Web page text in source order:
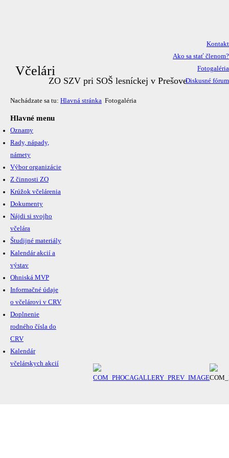
Včelári
ZO SZV pri SOŠ lesníckej v Prešove
Kontakt
Ako sa stať členom?
Fotogaléria
Diskusné fórum
Nachádzate sa tu: Hlavná stránka Fotogaléria
Hlavné menu
Oznamy
Rady, nápady,
námety
Výbor organizácie
Z činnosti ZO
Krúžok včelárenia
Dokumenty
Nájdi si svojho
včelára
Študijné materiály
Kalendár akcií a
výstav
Ohniská MVP
Informačné údaje
o včelárovi v CRV
Doplnenie
rodného čísla do
CRV
Kalendár
včelárskych akcií